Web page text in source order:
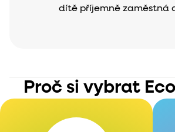
dítě příjemně zaměstná
Proč si vybrat